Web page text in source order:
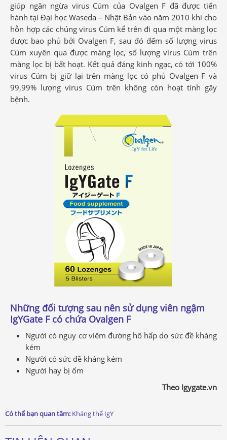
giúp ngăn ngừa virus Cúm của Ovalgen F đã được tiến
hành tại Đại học Waseda – Nhật Bản vào năm 2010 khi cho
hỗn hợp các chủng virus Cúm kể trên đi qua một màng lọc
được bao phủ bởi Ovalgen F, sau đó đếm số lượng virus
Cúm xuyên qua được màng lọc, số lượng virus Cúm trên
màng lọc bị bất hoạt. Kết quả đáng kinh ngạc, có tới 100%
virus Cúm bị giữ lại trên màng lọc có phủ Ovalgen F và
99,99% lượng virus Cúm trên không còn hoạt tính gây
bệnh.
Những đối tượng sau nên sử dụng viên ngậm
IgYGate F có chứa Ovalgen F
Người có nguy cơ viêm đường hô hấp do sức đề kháng
kém
Người có sức đề kháng kém
Người hay bị ốm
Theo Igygate.vn
Có thể bạn quan tâm: Kháng thể IgY